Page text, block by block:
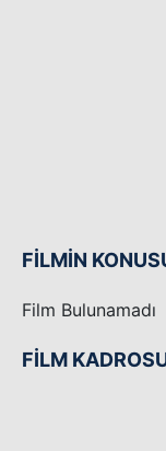
FİLMİN
Film Bulunamadı
FİLM